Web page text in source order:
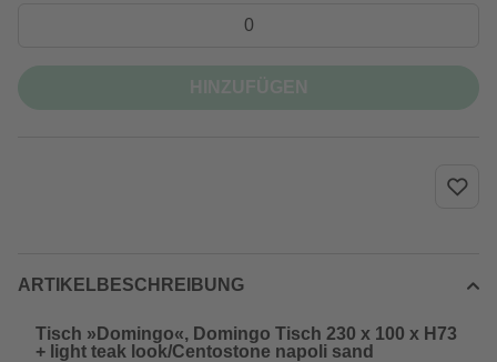
ARTIKELBESCHREIBUNG
Tisch »Domingo«, Domingo Tisch 230 x 100 x H73
+ light teak look/Centostone napoli sand